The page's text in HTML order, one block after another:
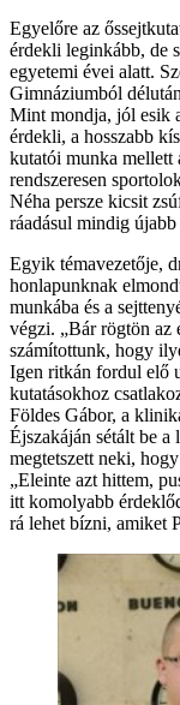
Egyelőre az
érdekli leginkább, de
egyetemi évei alatt.
Gimnáziumból
Mint mondja, jól esik
érdekli, a hosszabb
kutatói munka mellett
rendszeresen
Néha persze kicsit
ráadásul mindig
Egyik témavezetője,
honlapunknak
munkába és a
végzi. „Bár rögtön az
számítottunk, hogy
Igen ritkán fordul elő
kutatásokhoz
Földes Gábor, a
Éjszakáján sétált be a
megtetszett neki,
„Eleinte azt hittem,
itt komolyabb
rá lehet bízni, amiket